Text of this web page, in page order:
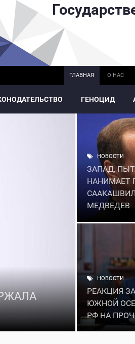
ГЛАВНАЯ О НАС
ГЕНОЦИД
НОВОСТИ
ЗАПАД,
НАНИМАЕТ
МЕДВЕДЕВ
НОВОСТИ
РЕАКЦИЯ
ЮЖНОЙ
РФ НА